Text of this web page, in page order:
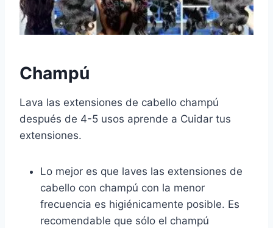
Champú
Lava las extensiones de cabello champú
después de 4-5 usos aprende a Cuidar tus
extensiones.
Lo mejor es que laves las extensiones de
cabello con champú con la menor
frecuencia es higiénicamente posible. Es
recomendable que sólo el champú